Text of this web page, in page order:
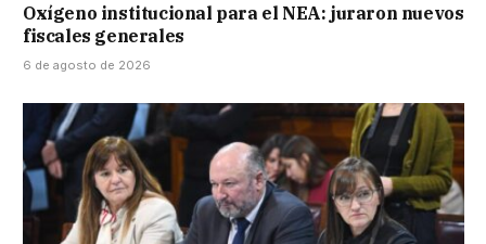
Oxígeno institucional para el NEA: juraron nuevos
fiscales generales
6 de agosto de 2026